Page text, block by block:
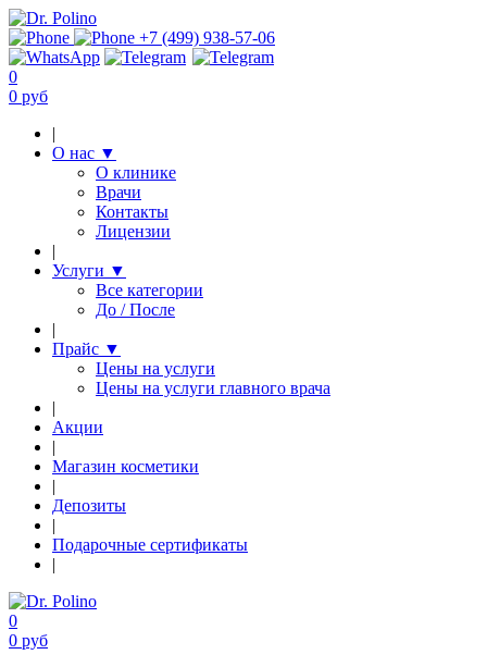
+7 (499) 938-57-06
0
0 руб
|
О нас ▼
О клинике
Врачи
Контакты
Лицензии
|
Услуги ▼
Все категории
До / После
|
Прайс ▼
Цены на услуги
Цены на услуги главного врача
|
Акции
|
Магазин косметики
|
Депозиты
|
Подарочные сертификаты
|
0
0 руб